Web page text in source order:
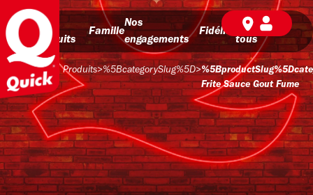
Nos
produits
Famille
Nos
engagements
Fidélité
BD pour
tous
Produits>%5BcategorySlug%5D>
Frite Sauce Gout Fume